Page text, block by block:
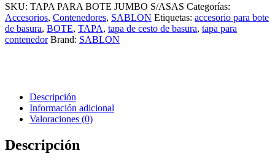
SKU: TAPA PARA BOTE JUMBO S/ASAS Categorías:
Accesorios, Contenedores, SABLON Etiquetas: accesorio para bote
de basura, BOTE, TAPA, tapa de cesto de basura, tapa para
contenedor Brand: SABLON
Descripción
Información adicional
Valoraciones (0)
Descripción